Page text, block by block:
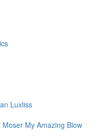
Luxliss
Moser My Amazing Blow